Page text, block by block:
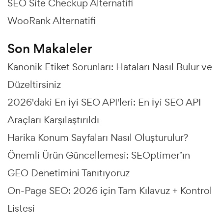
SEO Site Checkup Alternatifi
WooRank Alternatifi
Son Makaleler
Kanonik Etiket Sorunları: Hataları Nasıl Bulur ve
Düzeltirsiniz
2026'daki En İyi SEO API'leri: En İyi SEO API
Araçları Karşılaştırıldı
Harika Konum Sayfaları Nasıl Oluşturulur?
Önemli Ürün Güncellemesi: SEOptimer’ın
GEO Denetimini Tanıtıyoruz
On-Page SEO: 2026 için Tam Kılavuz + Kontrol
Listesi